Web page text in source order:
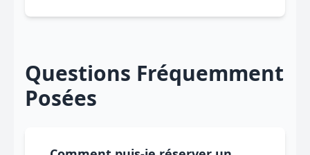
Questions Fréquemment
Posées